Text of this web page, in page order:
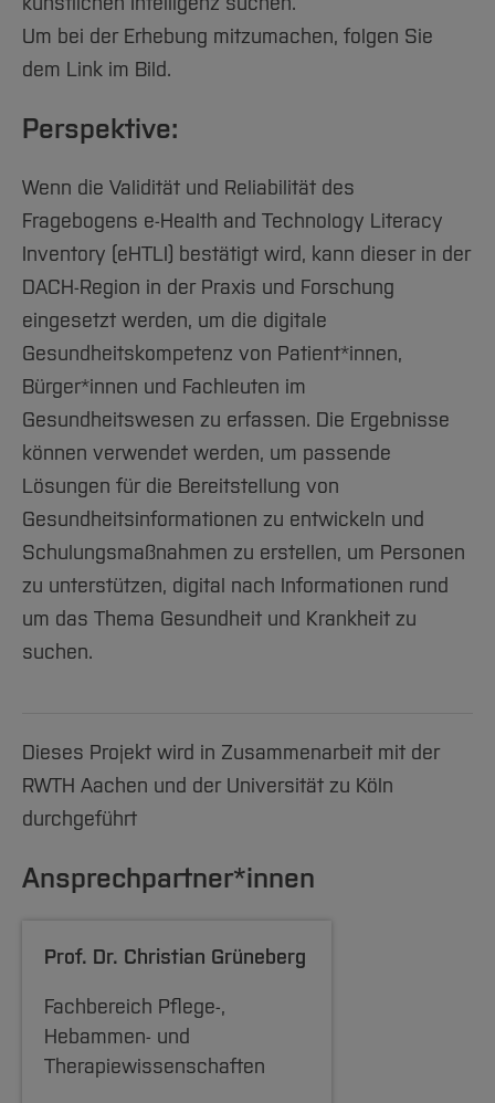
Um bei der Erhebung mitzumachen, folgen Sie
dem Link im Bild.
Perspektive:
Wenn die Validität und Reliabilität des
Fragebogens e-Health and Technology Literacy
Inventory (eHTLI) bestätigt wird, kann dieser in der
DACH-Region in der Praxis und Forschung
eingesetzt werden, um die digitale
Gesundheitskompetenz von Patient*innen,
Bürger*innen und Fachleuten im
Gesundheitswesen zu erfassen. Die Ergebnisse
können verwendet werden, um passende
Lösungen für die Bereitstellung von
Gesundheitsinformationen zu entwickeln und
Schulungsmaßnahmen zu erstellen, um Personen
zu unterstützen, digital nach Informationen rund
um das Thema Gesundheit und Krankheit zu
suchen.
Dieses Projekt wird in Zusammenarbeit mit der
RWTH Aachen und der Universität zu Köln
durchgeführt
Ansprechpartner*innen
Prof. Dr. Christian Grüneberg
Fachbereich Pflege-,
Hebammen- und
Therapiewissenschaften